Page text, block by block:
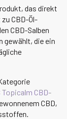
das direkt
CBD-Öl-
CBD-Salben
gewählt, die ein
Topicalm CBD-
CBD,